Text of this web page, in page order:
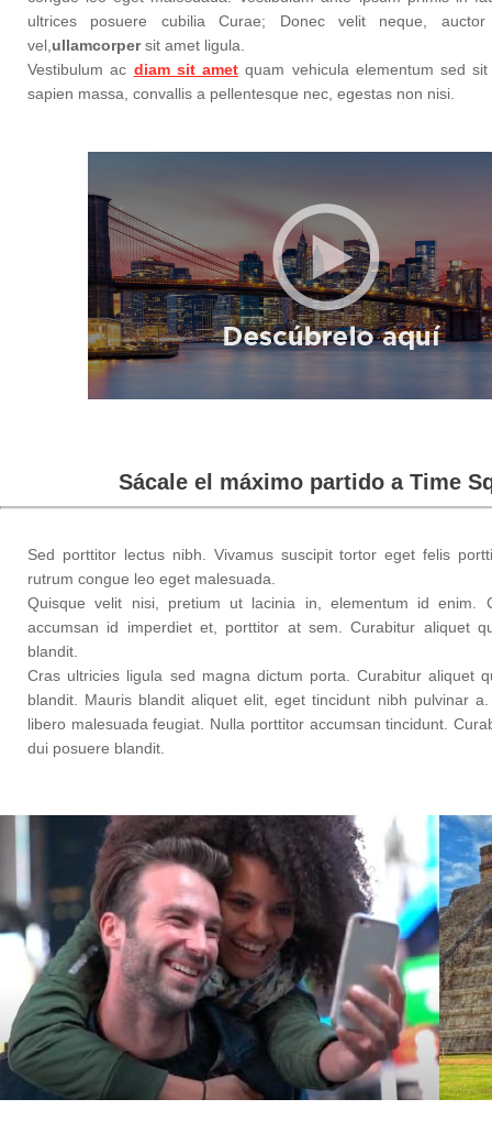
ultrices posuere cubilia Curae; Donec velit neque,
vel, ullamcorpersit amet ligula.
Vestibulum ac diam sit amet quam vehicula elementum sed
sapien massa, convallis a pellentesque nec, egestas non nisi.
Sácale el máximo partido a Time
Sed porttitor lectus nibh. Vivamus suscipit tortor eget felis
rutrum congue leo eget malesuada.
Quisque velit nisi, pretium ut lacinia in, elementum id enim.
accumsan id imperdiet et, porttitor at sem. Curabitur aliquet
blandit.
Cras ultricies ligula sed magna dictum porta. Curabitur aliquet
blandit. Mauris blandit aliquet elit, eget tincidunt nibh pulvinar
libero malesuada feugiat. Nulla porttitor accumsan tincidunt.
dui posuere blandit.